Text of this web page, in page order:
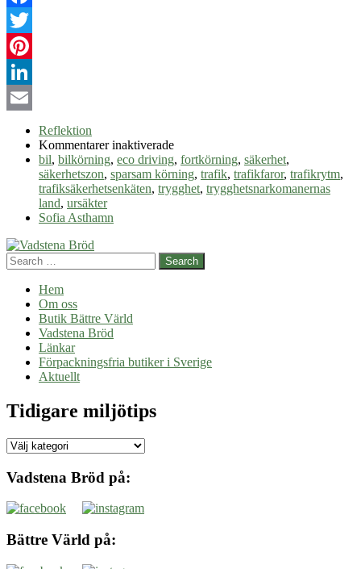
Facebook
Twitter
Pinterest
LinkedIn
Reflektion
Kommentarer inaktiveradeför
Trygghetskänsla
i
bilen
bil, bilkörning, eco driving, fortkörning, säkerhet,
säkerhetszon, sparsam körning, trafik, trafikfaror, trafikrytm,
trafiksäkerhetsenkäten, trygghet, trygghetsnarkomanernas
land, ursäkter
Sofia Asthamn
Search
Hem
Om oss
Butik Bättre Värld
Vadstena Bröd
Länkar
Förpackningsfria butiker i Sverige
Aktuellt
Tidigare miljötips
Tidigare
Vadstena Bröd på:
Bättre Värld på: